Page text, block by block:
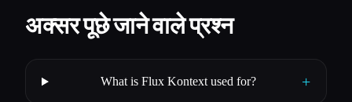
अक्सर पूछे जाने वाले प्रश्न
What is Flux Kontext used for? +